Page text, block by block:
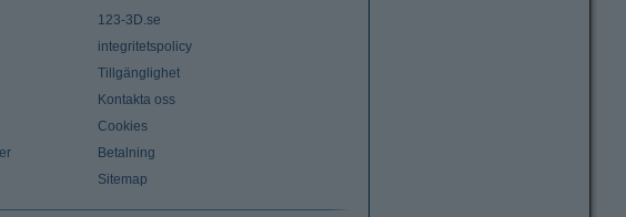
123-3D.se
integritetspolicy
Tillgänglighet
Kontakta oss
Cookies
Betalning
Sitemap